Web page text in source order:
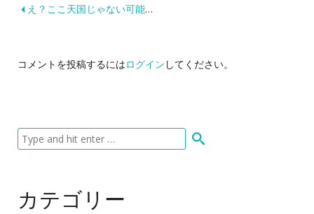
え？ここ天国じゃない可能性あるの？伝説のログナーバートブルーマウに泊まる！（お部屋編）
コメントを投稿するにはログイン してください。
カテゴリー